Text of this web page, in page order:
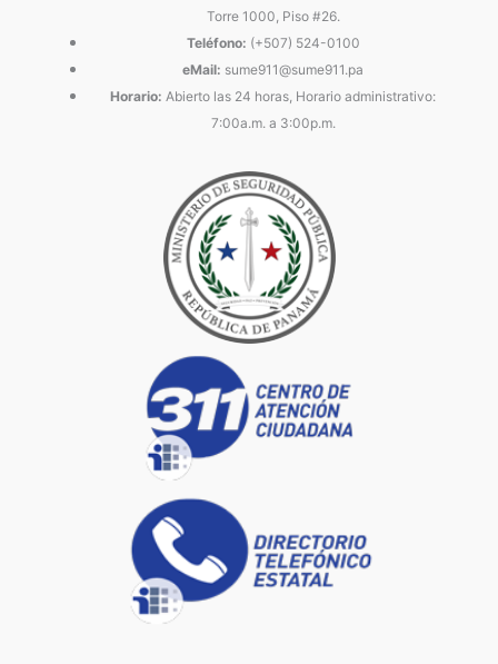
Torre 1000, Piso #26.
Teléfono: (+507) 524-0100
eMail: sume911@sume911.pa
Horario: Abierto las 24 horas, Horario administrativo:
7:00a.m. a 3:00p.m.